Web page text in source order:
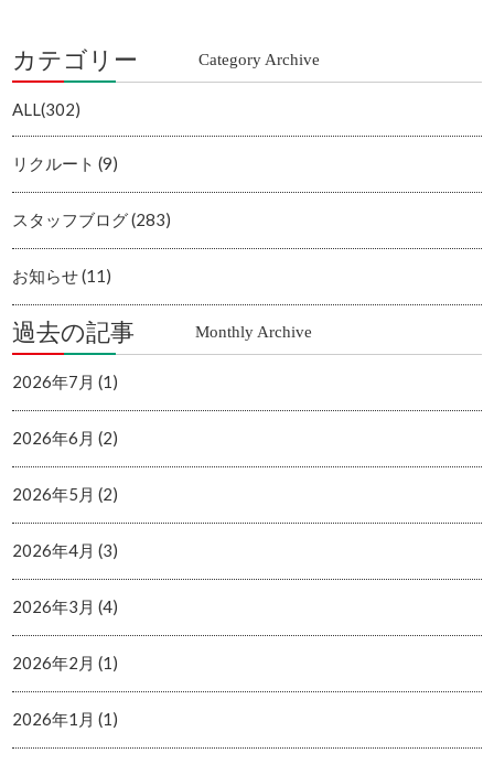
カテゴリー Category Archive
ALL(302)
リクルート (9)
スタッフブログ (283)
お知らせ (11)
過去の記事 Monthly Archive
2026年7月 (1)
2026年6月 (2)
2026年5月 (2)
2026年4月 (3)
2026年3月 (4)
2026年2月 (1)
2026年1月 (1)